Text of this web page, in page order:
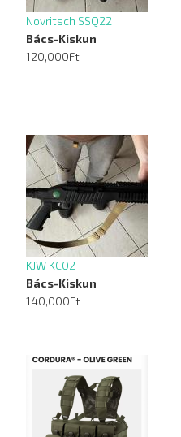
Novritsch SSQ22
Bács-Kiskun
120,000Ft
KJW KC02
Bács-Kiskun
140,000Ft